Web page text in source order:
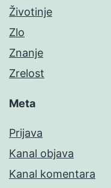
Životinje
Zlo
Znanje
Zrelost
Meta
Prijava
Kanal objava
Kanal komentara